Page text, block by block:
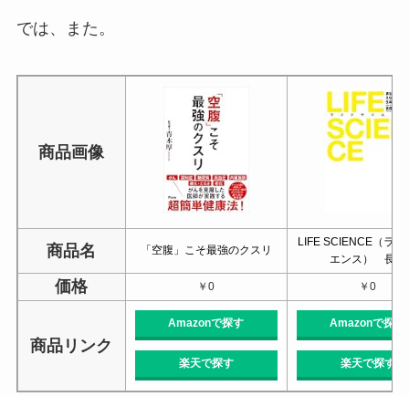
では、また。
商品画像
商品名 「空腹」こそ最強のクスリ
LIFE SCIENCE（ライ
エンス） 長…
価格 ￥0 ￥0
商品リンク
Amazonで探す
楽天で探す
Amazonで探す
楽天で探す